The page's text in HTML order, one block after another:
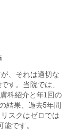
、それは適切な
す。当院では、
科紹介と年1回の
結果、過去5年間
スクはゼロでは
です。